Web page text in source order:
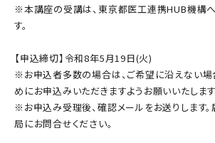
※本講座の受講は、東京都医工連携HUB機構
す。
【申込締切】令和8年5月19日(火)
※お申込者多数の場合は、ご希望に沿えない場
めにお申込みいただきますようお願いいたします
※お申込み受理後、確認メールをお送りします
局にお問合せください。